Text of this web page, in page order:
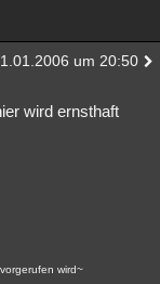
um 20:50
wird ernsthaft
wird~